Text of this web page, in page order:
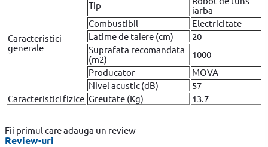
Caracteristici
generale
Tip
iarba
Combustibil
Electricitate
Latime de taiere (cm)
20
Suprafata recomandata
(m2)
1000
Producator
MOVA
Nivel acustic (dB)
57
Caracteristici fizice Greutate (Kg) 13.7
Fii primul care adauga un review
Review-uri